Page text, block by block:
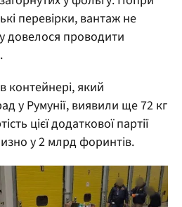
перевірки, вантаж не
довелося проводити
контейнері, який
у Румунії, виявили ще 72 кг
цієї додаткової партії
у 2 млрд форинтів.